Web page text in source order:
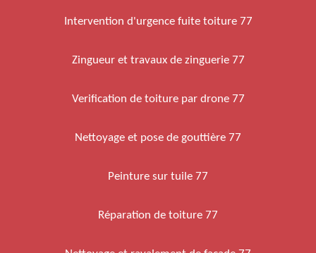
Intervention d'urgence fuite toiture 77
Zingueur et travaux de zinguerie 77
Verification de toiture par drone 77
Nettoyage et pose de gouttière 77
Peinture sur tuile 77
Réparation de toiture 77